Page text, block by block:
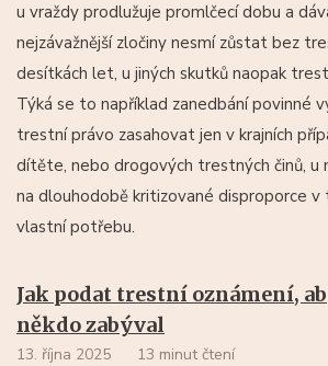
u vraždy prodlužuje promlčecí dobu a
nejzávažnější zločiny nesmí zůstat bez
desítkách let, u jiných skutků naopak
Týká se to například zanedbání povinné
trestní právo zasahovat jen v krajních
dítěte, nebo drogových trestných činů, u
na dlouhodobě kritizované disproporce v
vlastní potřebu.
Jak podat trestní oznámení,
někdo zabýval
13. října 2025 13 minut čtení